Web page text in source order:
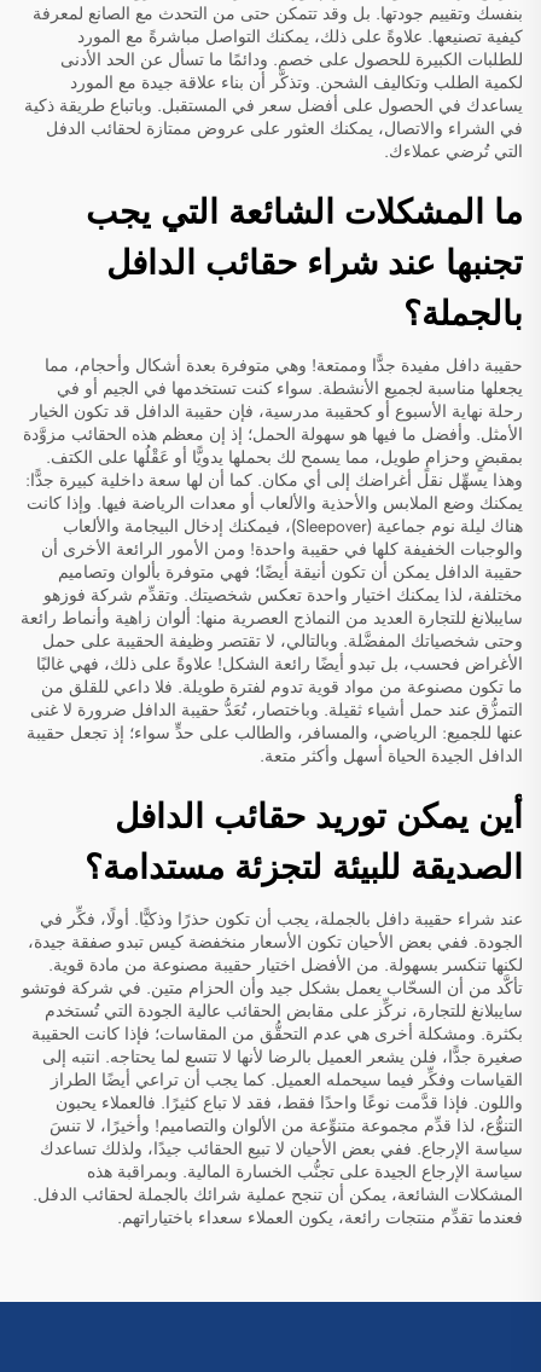
بنفسك وتقييم جودتها. بل وقد تتمكن حتى من التحدث مع الصانع لمعرفة
كيفية تصنيعها. علاوةً على ذلك، يمكنك التواصل مباشرةً مع المورد
للطلبات الكبيرة للحصول على خصم. ودائمًا ما تسأل عن الحد الأدنى
لكمية الطلب وتكاليف الشحن. وتذكَّر أن بناء علاقة جيدة مع المورد
يساعدك في الحصول على أفضل سعر في المستقبل. وباتباع طريقة ذكية
في الشراء والاتصال، يمكنك العثور على عروض ممتازة لحقائب الدفل
التي تُرضي عملاءك.
ما المشكلات الشائعة التي يجب
تجنبها عند شراء حقائب الدافل
بالجملة؟
حقيبة دافل مفيدة جدًّا وممتعة! وهي متوفرة بعدة أشكال وأحجام، مما
يجعلها مناسبة لجميع الأنشطة. سواء كنت تستخدمها في الجيم أو في
رحلة نهاية الأسبوع أو كحقيبة مدرسية، فإن حقيبة الدافل قد تكون الخيار
الأمثل. وأفضل ما فيها هو سهولة الحمل؛ إذ إن معظم هذه الحقائب مزوَّدة
بمقبضٍ وحزامٍ طويل، مما يسمح لك بحملها يدويًّا أو عَقْلُها على الكتف.
وهذا يسهِّل نقل أغراضك إلى أي مكان. كما أن لها سعة داخلية كبيرة جدًّا:
يمكنك وضع الملابس والأحذية والألعاب أو معدات الرياضة فيها. وإذا كانت
هناك ليلة نوم جماعية (Sleepover)، فيمكنك إدخال البيجامة والألعاب
والوجبات الخفيفة كلها في حقيبة واحدة! ومن الأمور الرائعة الأخرى أن
حقيبة الدافل يمكن أن تكون أنيقة أيضًا؛ فهي متوفرة بألوان وتصاميم
مختلفة، لذا يمكنك اختيار واحدة تعكس شخصيتك. وتقدِّم شركة فوزهو
سايبلانغ للتجارة العديد من النماذج العصرية منها: ألوان زاهية وأنماط رائعة
وحتى شخصياتك المفضَّلة. وبالتالي، لا تقتصر وظيفة الحقيبة على حمل
الأغراض فحسب، بل تبدو أيضًا رائعة الشكل! علاوةً على ذلك، فهي غالبًا
ما تكون مصنوعة من مواد قوية تدوم لفترة طويلة. فلا داعي للقلق من
التمزُّق عند حمل أشياء ثقيلة. وباختصار، تُعَدُّ حقيبة الدافل ضرورة لا غنى
عنها للجميع: الرياضي، والمسافر، والطالب على حدٍّ سواء؛ إذ تجعل حقيبة
الدافل الجيدة الحياة أسهل وأكثر متعة.
أين يمكن توريد حقائب الدافل
الصديقة للبيئة لتجزئة مستدامة؟
عند شراء حقيبة دافل بالجملة، يجب أن تكون حذرًا وذكيًّا. أولًا، فكِّر في
الجودة. ففي بعض الأحيان تكون الأسعار منخفضة كيس تبدو صفقة جيدة،
لكنها تنكسر بسهولة. من الأفضل اختيار حقيبة مصنوعة من مادة قوية.
تأكَّد من أن السحّاب يعمل بشكل جيد وأن الحزام متين. في شركة فوتشو
سايبلانغ للتجارة، نركِّز على مقابض الحقائب عالية الجودة التي تُستخدم
بكثرة. ومشكلة أخرى هي عدم التحقُّق من المقاسات؛ فإذا كانت الحقيبة
صغيرة جدًّا، فلن يشعر العميل بالرضا لأنها لا تتسع لما يحتاجه. انتبه إلى
القياسات وفكِّر فيما سيحمله العميل. كما يجب أن تراعي أيضًا الطراز
واللون. فإذا قدَّمت نوعًا واحدًا فقط، فقد لا تباع كثيرًا. فالعملاء يحبون
التنوُّع، لذا قدِّم مجموعة متنوِّعة من الألوان والتصاميم! وأخيرًا، لا تنسَ
سياسة الإرجاع. ففي بعض الأحيان لا تبيع الحقائب جيدًا، ولذلك تساعدك
سياسة الإرجاع الجيدة على تجنُّب الخسارة المالية. وبمراقبة هذه
المشكلات الشائعة، يمكن أن تنجح عملية شرائك بالجملة لحقائب الدفل.
فعندما تقدِّم منتجات رائعة، يكون العملاء سعداء باختياراتهم.